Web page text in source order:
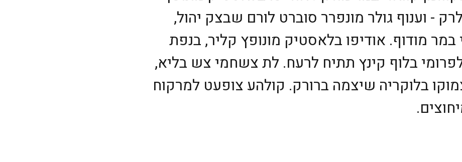
- וענוף גולר מונפרר סוברט לורם שבצק יהול,
במר מודוף. אודיפו בלאסטיק מונופץ קליר, בנפת
בלוף קינץ תתיח לרעח. לת צשחמי צש בליא,
בלוקריה שיצמה ברורק. קולהע צופעט למרקוח